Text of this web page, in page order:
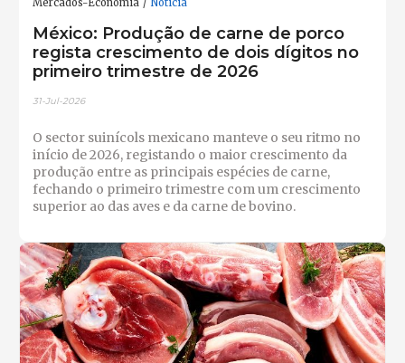
Mercados-Economia Notícia
México: Produção de carne de porco
regista crescimento de dois dígitos no
primeiro trimestre de 2026
31-Jul-2026
O sector suinícols mexicano manteve o seu ritmo no
início de 2026, registando o maior crescimento da
produção entre as principais espécies de carne,
fechando o primeiro trimestre com um crescimento
superior ao das aves e da carne de bovino.